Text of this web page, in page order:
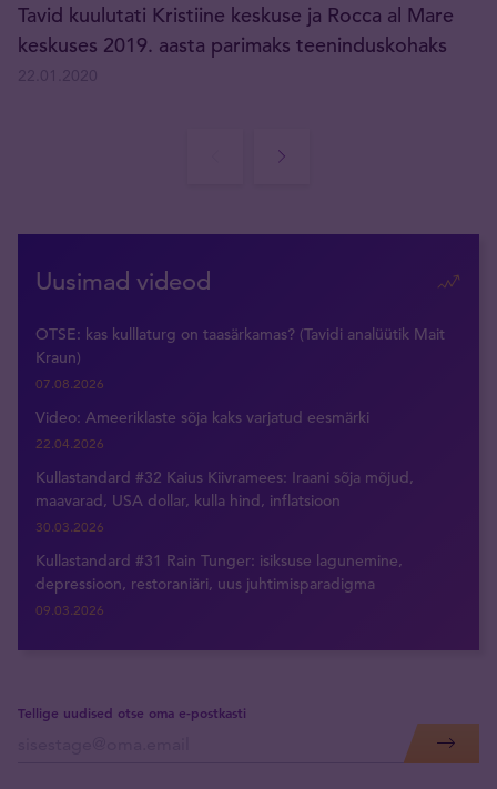
Tavid kuulutati Kristiine keskuse ja Rocca al Mare
keskuses 2019. aasta parimaks teeninduskohaks
Uusimad videod
OTSE: kas kulllaturg on taasärkamas? (Tavidi analüütik Mait
Kraun)
07.08.2026
Video: Ameeriklaste sõja kaks varjatud eesmärki
22.04.2026
Kullastandard #32 Kaius Kiivramees: Iraani sõja mõjud,
maavarad, USA dollar, kulla hind, inflatsioon
30.03.2026
Kullastandard #31 Rain Tunger: isiksuse lagunemine,
depressioon, restoraniäri, uus juhtimisparadigma
09.03.2026
Tellige uudised otse oma e-postkasti